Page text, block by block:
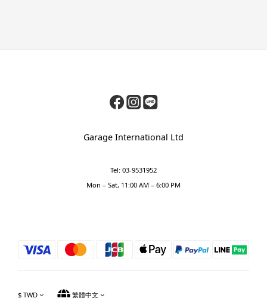
Garage International Ltd
Tel: 03-9531952
Mon – Sat, 11:00 AM – 6:00 PM
$ TWD 繁體中文